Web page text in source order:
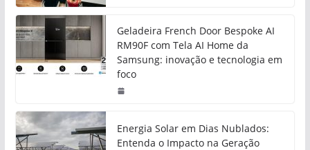
Geladeira French Door Bespoke AI
RM90F com Tela AI Home da
Samsung: inovação e tecnologia em
foco
Energia Solar em Dias Nublados:
Entenda o Impacto na Geração